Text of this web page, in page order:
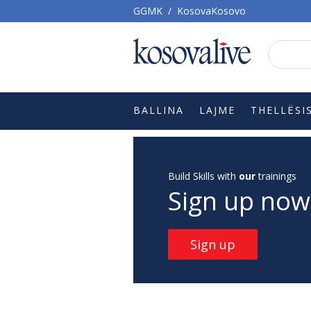
GGMK / KosovaKosovo
BALLINA LAJME
Build Skills with ourtrainings
Sign up
Sign up